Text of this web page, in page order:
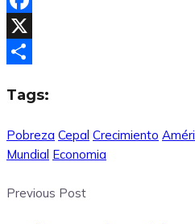
Facebook
X
Tags:
Pobreza Cepal Crecimiento
Mundial Economia
Previous Post